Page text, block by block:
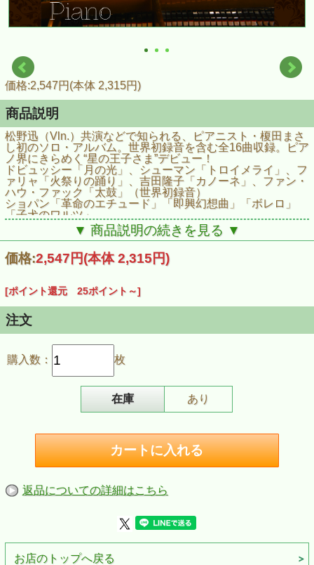
価格:2,547円(本体 2,315円)
商品説明
松野迅（Vln.）共演などで知られる、ピアニスト・榎田まさ
し初のソロ・アルバム。世界初録音を含む全16曲収録。ピア
ノ界にきらめく“星の王子さま”デビュー！
ドビュッシー「月の光」、シューマン「トロイメライ」、フ
ァリャ「火祭りの踊り」、吉田隆子「カノーネ」、ファン・
ハウ・ファック「太鼓」（世界初録音）
ショパン「革命のエチュード」「即興幻想曲」「ボレロ」
「子犬のワルツ」
どこまでもやさしく繊細でありながら、時に力強く、瑞々し
い感性を十分に感じさせてくれる、とっておきの小品集で
す。ぜひお聴き下さい！
■収録曲
（ベートーヴェン）／トロイメライ（シューマン）／ボレロ
（ショパン）／革命のエチュード（ショパン）／舟歌（チャ
イコフスキー）／もみの木（シベリウス）／月の光（ドビュ
ッシー）／夢想（ドビュッシー）／火祭りの踊り（ファリ
■商品情報
「トロイメライ」
JAN：4523810004328
▼ 商品説明の続きを見る ▼
価格:2,547円(本体 2,315円)
[ポイント還元 25ポイント～]
注文
購入数： 枚
在庫 あり
返品についての詳細はこちら
お店のトップへ戻る